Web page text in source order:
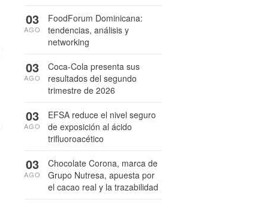
FoodForum Dominicana:
tendencias, análisis y
networking
03
AGO
Coca-Cola presenta sus
resultados del segundo
trimestre de 2026
03
AGO
EFSA reduce el nivel seguro
de exposición al ácido
trifluoroacético
03
AGO
Chocolate Corona, marca de
Grupo Nutresa, apuesta por
el cacao real y la trazabilidad
03
AGO